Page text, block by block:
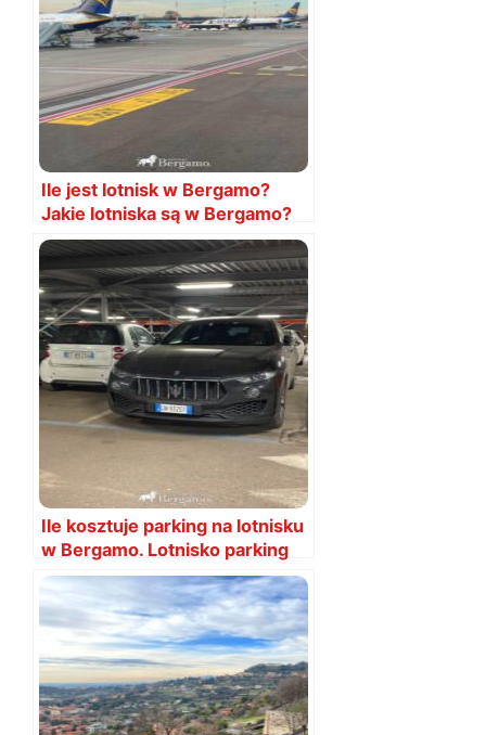
Ile jest lotnisk w Bergamo?
Jakie lotniska są w Bergamo?
Ile kosztuje parking na lotnisku
w Bergamo. Lotnisko parking
cena